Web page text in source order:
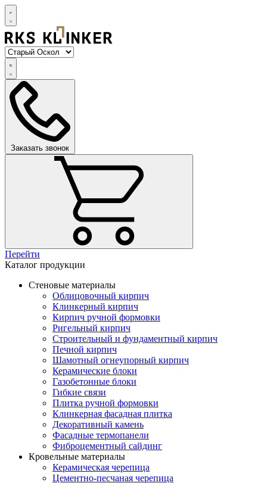
Заказать звонок
Перейти
Каталог продукции
Стеновые материалы
Облицовочный кирпич
Клинкерный кирпич
Кирпич ручной формовки
Ригельный кирпич
Строительный и фундаментный кирпич
Печной кирпич
Шамотный огнеупорный кирпич
Керамические блоки
Газобетонные блоки
Гибкие связи
Плитка ручной формовки
Клинкерная фасадная плитка
Декоративный камень
Фасадные термопанели
Фиброцементный сайдинг
Кровельные материалы
Керамическая черепица
Цементно-песчаная черепица